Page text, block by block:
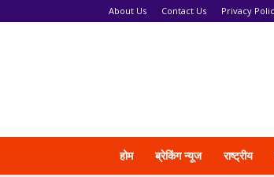
About Us Contact Us Privacy
होम ब्रेकिंग न्यूज राष्ट्रीय